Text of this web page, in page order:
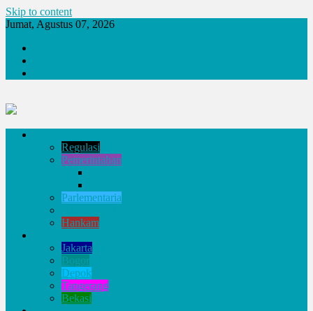
Skip to content
Jumat, Agustus 07, 2026
Regulasi
Pemerintahan
Parlementaria
Hankam
Jakarta
Bogor
Depok
Tangerang
Bekasi